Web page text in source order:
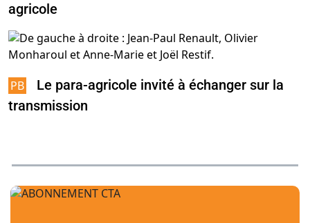
agricole
Le para-agricole invité à échanger sur la
transmission